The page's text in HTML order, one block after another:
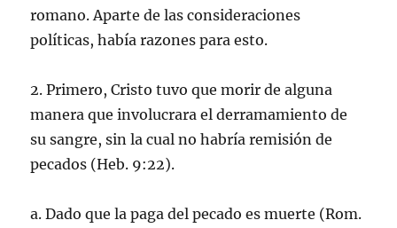
romano. Aparte de las consideraciones
políticas, había razones para esto.
2. Primero, Cristo tuvo que morir de alguna
manera que involucrara el derramamiento de
su sangre, sin la cual no habría remisión de
pecados (Heb. 9:22).
a. Dado que la paga del pecado es muerte (Rom.